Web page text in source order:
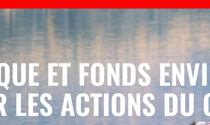
ET FONDS
LES ACTIONS